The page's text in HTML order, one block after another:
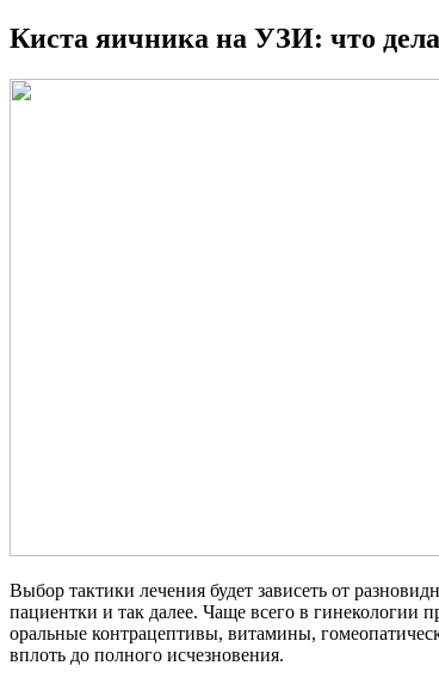
Киста яичника на УЗИ: что
Выбор тактики лечения будет зависеть от
пациентки и так далее. Чаще всего в гинекологии
оральные контрацептивы, витамины,
вплоть до полного исчезновения.